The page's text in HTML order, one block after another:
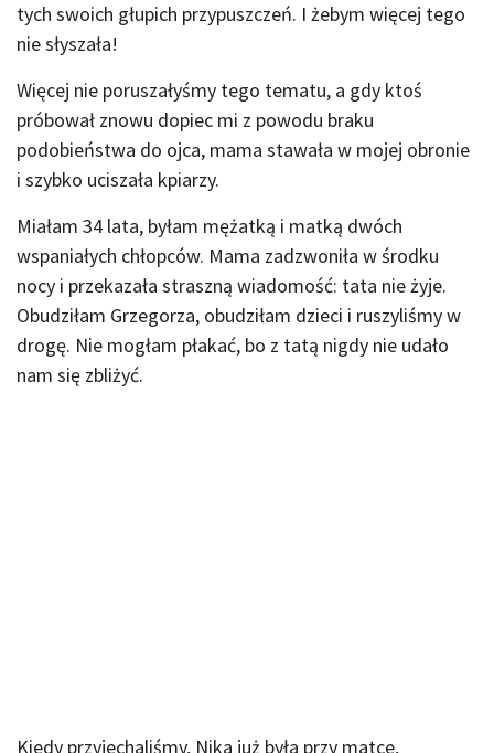
tych swoich głupich przypuszczeń. I żebym więcej tego
nie słyszała!
Więcej nie poruszałyśmy tego tematu, a gdy ktoś
próbował znowu dopiec mi z powodu braku
podobieństwa do ojca, mama stawała w mojej obronie
i szybko uciszała kpiarzy.
Miałam 34 lata, byłam mężatką i matką dwóch
wspaniałych chłopców. Mama zadzwoniła w środku
nocy i przekazała straszną wiadomość: tata nie żyje.
Obudziłam Grzegorza, obudziłam dzieci i ruszyliśmy w
drogę. Nie mogłam płakać, bo z tatą nigdy nie udało
nam się zbliżyć.
Kiedy przyjechaliśmy, Nika już była przy matce,